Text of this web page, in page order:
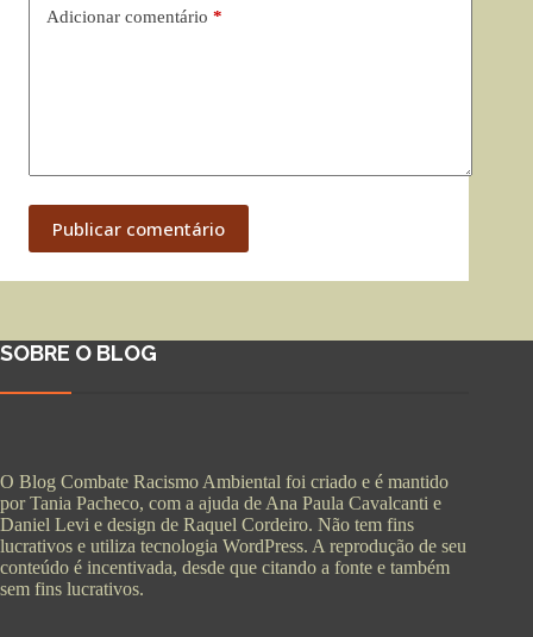
Adicionar comentário *
Publicar comentário
SOBRE O BLOG
O Blog Combate Racismo Ambiental foi criado e é mantido
por Tania Pacheco, com a ajuda de Ana Paula Cavalcanti e
Daniel Levi e design de Raquel Cordeiro. Não tem fins
lucrativos e utiliza tecnologia WordPress. A reprodução de seu
conteúdo é incentivada, desde que citando a fonte e também
sem fins lucrativos.